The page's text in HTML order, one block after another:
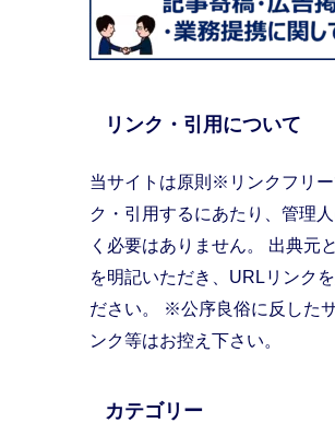
リンク・引用について
当サイトは原則※リンクフリ
ク・引用するにあたり、管理
く必要はありません。 出典元
を明記いただき、URLリンク
ださい。 ※公序良俗に反した
ンク等はお控え下さい。
カテゴリー